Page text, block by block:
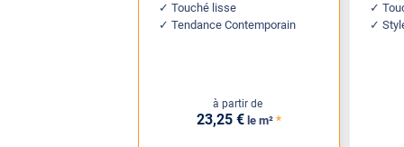
Touché lisse
Tendance Contemporain
à partir de
23,25 € le m² *